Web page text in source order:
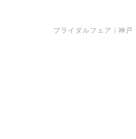
ブライダルフェア | 神